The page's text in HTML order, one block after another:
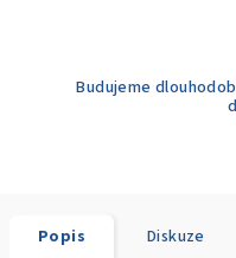
Budujeme
Popis Diskuze